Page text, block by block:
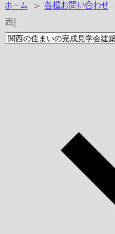
ホーム > 各種お問い合わせ
西]